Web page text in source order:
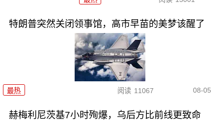
特朗普突然关闭领事馆，高市早苗的美梦该醒了
最热 阅读 11067 08-05
赫梅利尼茨基7小时殉爆，乌后方比前线更致命